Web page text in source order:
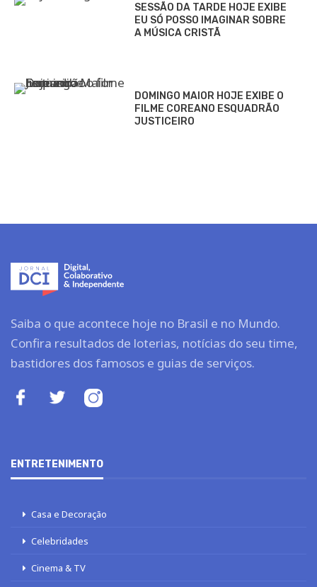
SESSÃO DA TARDE HOJE EXIBE
EU SÓ POSSO IMAGINAR SOBRE
A MÚSICA CRISTÃ
DOMINGO MAIOR HOJE EXIBE O
FILME COREANO ESQUADRÃO
JUSTICEIRO
Saiba o que acontece hoje no Brasil e no Mundo.
Confira resultados de loterias, notícias do seu time,
bastidores dos famosos e guias de serviços.
ENTRETENIMENTO
Casa e Decoração
Celebridades
Cinema & TV